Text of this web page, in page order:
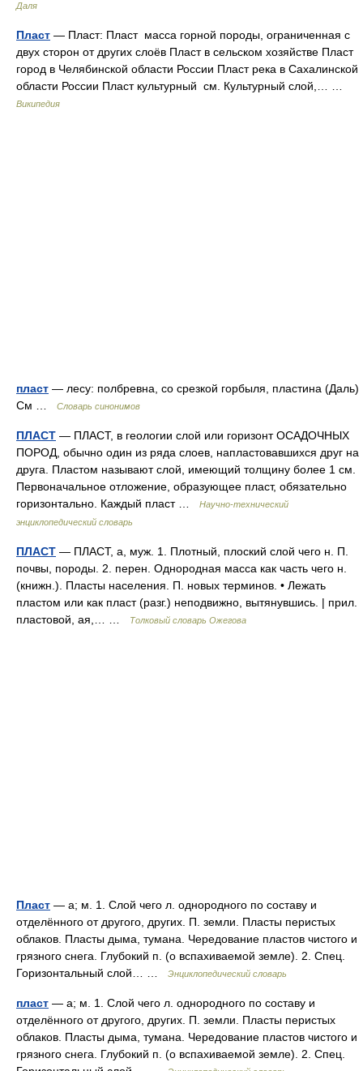
Даля
Пласт — Пласт: Пласт масса горной породы, ограниченная с
двух сторон от других слоёв Пласт в сельском хозяйстве Пласт
город в Челябинской области России Пласт река в Сахалинской
области России Пласт культурный см. Культурный слой,… …
Википедия
пласт — лесу: полбревна, со срезкой горбыля, пластина (Даль)
См …
Словарь синонимов
ПЛАСТ — ПЛАСТ, в геологии слой или горизонт ОСАДОЧНЫХ
ПОРОД, обычно один из ряда слоев, напластовавшихся друг на
друга. Пластом называют слой, имеющий толщину более 1 см.
Первоначальное отложение, образующее пласт, обязательно
горизонтально. Каждый пласт …
Научно-технический
энциклопедический словарь
ПЛАСТ — ПЛАСТ, а, муж. 1. Плотный, плоский слой чего н. П.
почвы, породы. 2. перен. Однородная масса как часть чего н.
(книжн.). Пласты населения. П. новых терминов. • Лежать
пластом или как пласт (разг.) неподвижно, вытянувшись. | прил.
пластовой, ая,… …
Толковый словарь Ожегова
Пласт — а; м. 1. Слой чего л. однородного по составу и
отделённого от другого, других. П. земли. Пласты перистых
облаков. Пласты дыма, тумана. Чередование пластов чистого и
грязного снега. Глубокий п. (о вспахиваемой земле). 2. Спец.
Горизонтальный слой… …
Энциклопедический словарь
пласт — а; м. 1. Слой чего л. однородного по составу и
отделённого от другого, других. П. земли. Пласты перистых
облаков. Пласты дыма, тумана. Чередование пластов чистого и
грязного снега. Глубокий п. (о вспахиваемой земле). 2. Спец.